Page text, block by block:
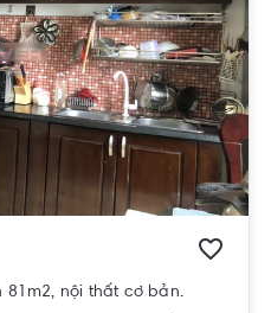
81m2, nội thất cơ bản.